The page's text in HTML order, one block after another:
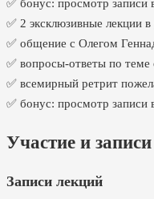
✅ бонус: просмотр записи
✅ 2 эксклюзивные лекции
✅ общение с Олегом
✅ вопросы-ответы по
✅ всемирный ретрит
✅ бонус: просмотр записи
Участие и записи
Записи лекций